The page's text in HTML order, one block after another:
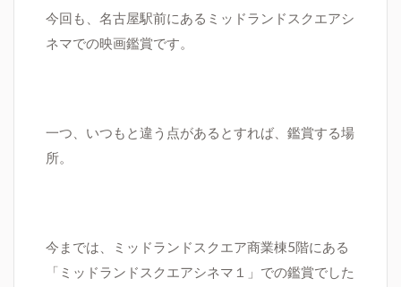
今回も、名古屋駅前にあるミッドランドスクエアシ
ネマでの映画鑑賞です。
一つ、いつもと違う点があるとすれば、鑑賞する場
所。
今までは、ミッドランドスクエア商業棟5階にある
「ミッドランドスクエアシネマ１」での鑑賞でした